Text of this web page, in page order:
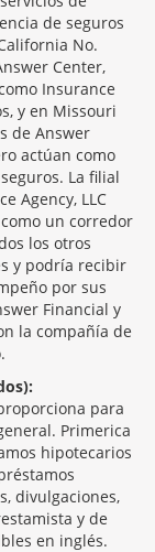
de seguros
No.
Center,
Insurance
y en Missouri
de Answer
actúan como
La filial
Agency, LLC
un corredor
los otros
y podría recibir
por sus
Financial y
la compañía de
para
Primerica
hipotecarios
divulgaciones,
y de
en inglés.